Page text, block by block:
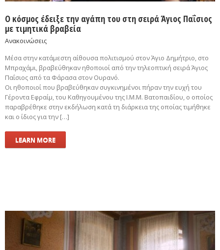
Ο κόσμος έδειξε την αγάπη του στη σειρά Άγιος Παΐσιος
με τιμητικά βραβεία
Ανακοινώσεις
Μέσα στην κατάμεστη αίθουσα πολιτισμού στον Άγιο Δημήτριο, στο
Μπραχάμι, βραβεύθηκαν ηθοποιοί από την τηλεοπτική σειρά Άγιος
Παΐσιος από τα Φάρασα στον Ουρανό.
Οι ηθοποιοί που βραβεύθηκαν συγκινημένοι πήραν την ευχή του
Γέροντα Εφραίμ, του Καθηγουμένου της Ι.Μ.Μ. Βατοπαιδίου, ο οποίος
παραβρέθηκε στην εκδήλωση κατά τη διάρκεια της οποίας τιμήθηκε
και ο ίδιος για την […]
LEARN MORE